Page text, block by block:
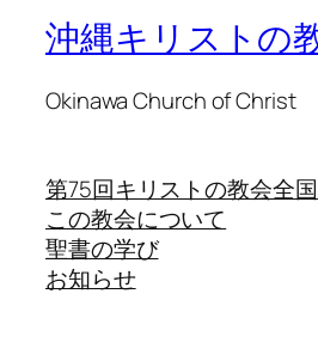
沖縄キリストの
Okinawa Church of Christ
第75回キリストの教会全
この教会について
聖書の学び
お知らせ